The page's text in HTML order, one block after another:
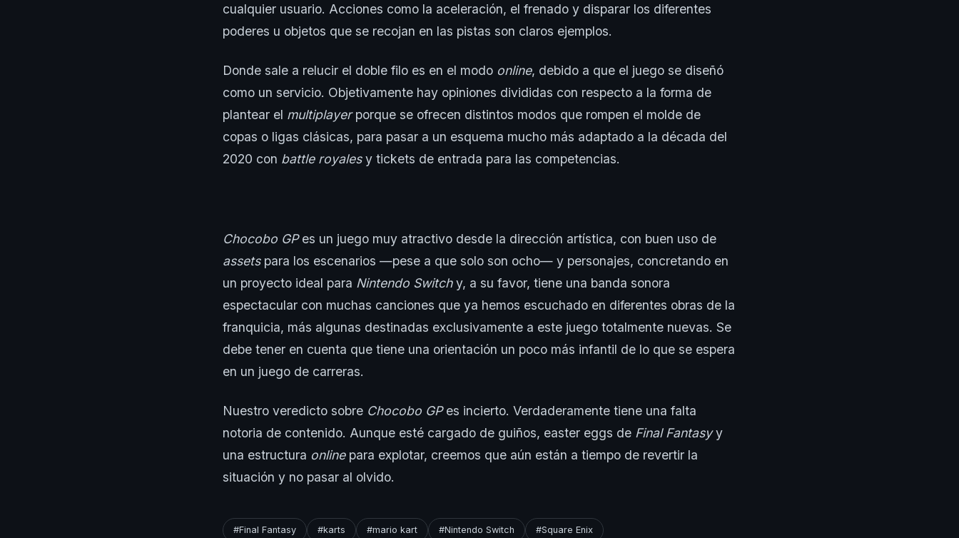
cualquier usuario. Acciones como la aceleración, el frenado y disparar los diferentes
poderes u objetos que se recojan en las pistas son claros ejemplos.
Donde sale a relucir el doble filo es en el modo online, debido a que el juego se diseñó
como un servicio. Objetivamente hay opiniones divididas con respecto a la forma de
plantear el multiplayerporque se ofrecen distintos modos que rompen el molde de
copas o ligas clásicas, para pasar a un esquema mucho más adaptado a la década del
2020 con battle royalesy tickets de entrada para las competencias.
Chocobo GPes un juego muy atractivo desde la dirección artística, con buen uso de
assets para los escenarios —pese a que solo son ocho— y personajes, concretando en
un proyecto ideal para Nintendo Switchy, a su favor, tiene una banda sonora
espectacular con muchas canciones que ya hemos escuchado en diferentes obras de la
franquicia, más algunas destinadas exclusivamente a este juego totalmente nuevas. Se
debe tener en cuenta que tiene una orientación un poco más infantil de lo que se espera
en un juego de carreras.
Nuestro veredicto sobre Chocobo GPes incierto. Verdaderamente tiene una falta
notoria de contenido. Aunque esté cargado de guiños, easter eggs de Final Fantasyy
una estructura onlinepara explotar, creemos que aún están a tiempo de revertir la
situación y no pasar al olvido.
#Final Fantasy #karts #mario kart #Nintendo Switch #Square Enix